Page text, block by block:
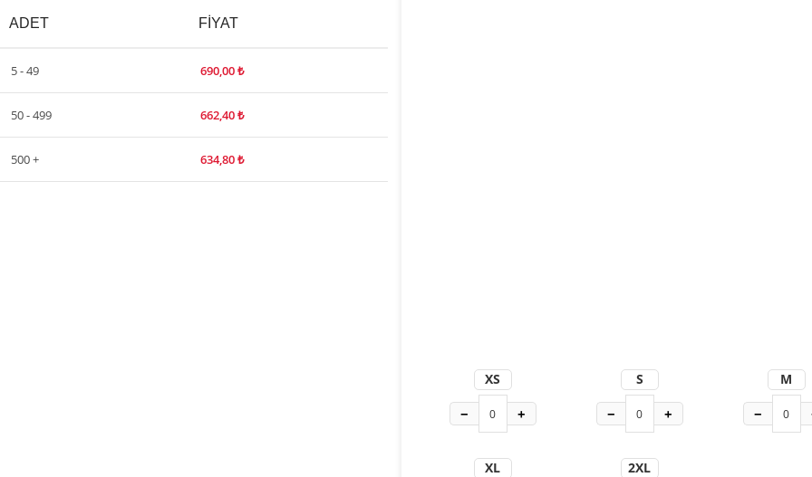
ADET FIYAT
5 - 49 690,00₺
50 - 499 662,40₺
500 + 634,80₺
XS
− +
S
− +
M
−
XL 2XL